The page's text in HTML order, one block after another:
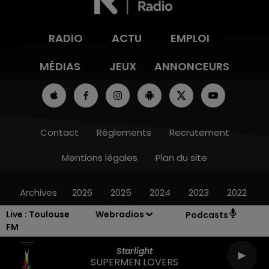
Live : Toulouse
FM
Webradios Podcasts
Starlight
SUPERMEN LOVERS
RADIO ACTU
EMPLOI
MÉDIAS
JEUX ANNONCEURS
Contact Règlements
Recrutement
Mentions légales
Plan du site
Archives 2026 2025 2024 2023 2022